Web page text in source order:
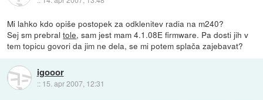
Mi lahko kdo opiše postopek za odklenitev radia na m240?
Sej sm prebraltole, sam jest mam 4.1.08E firmware. Pa dosti jih v
tem topicu govori da jim ne dela, se mi potem splača zajebavat?
igooor
:: 15. apr 2007, 12:31